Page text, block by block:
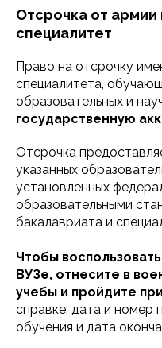
Отсрочка от армии
специалитет
Право на отсрочку
специалитета,
образовательных и
государственную
Отсрочка
указанных
установленных
образовательными
бакалавриата и
Чтобы
ВУЗе, отнесите в
учебы и пройдите
справке: дата и номер
обучения и дата